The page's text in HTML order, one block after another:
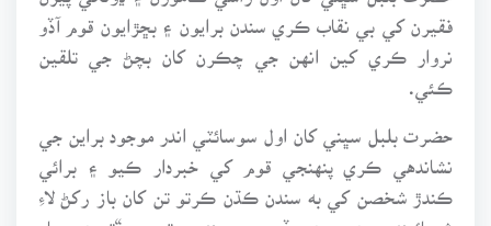
فقيرن کي بي نقاب ڪري سندن برايون ۽ بڇڙايون قوم آڏو
نروار ڪري کين انهن جي چڪرن کان بچڻ جي تلقين
حضرت بلبل سڀني کان اول سوسائٽي اندر موجود براين جي
نشاندهي ڪري پنهنجي قوم کي خبردار ڪيو ۽ برائي
ڪندڙ شخصن کي به سندن ڪڌن ڪرتو تن کان باز رکڻ لاءِ
شرمائيندو رهيو، هن ڏس ۾ سندس تحرير “تيرهن ڄار